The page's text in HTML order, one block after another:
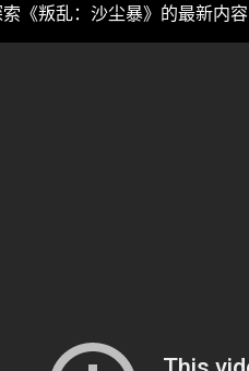
《叛乱：沙尘暴》的最新内容